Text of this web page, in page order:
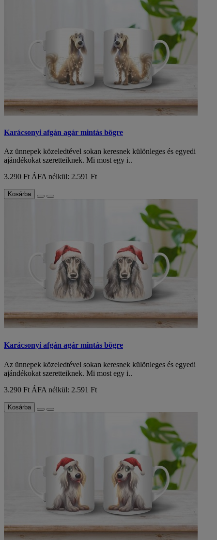
Karácsonyi afgán agár mintás bögre
Az ünnepek közeledtével sokan keresnek különleges és egyedi
ajándékokat szeretteiknek. Mi most egy i..
3.290 Ft ÁFA nélkül: 2.591 Ft
Kosárba
Karácsonyi afgán agár mintás bögre
Az ünnepek közeledtével sokan keresnek különleges és egyedi
ajándékokat szeretteiknek. Mi most egy i..
3.290 Ft ÁFA nélkül: 2.591 Ft
Kosárba